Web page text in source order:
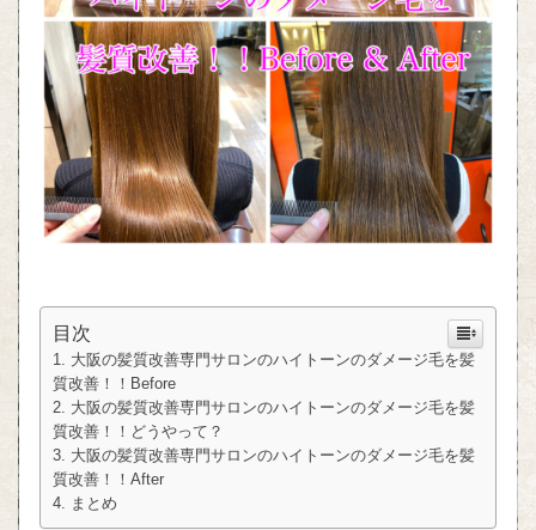
目次
大阪の髪質改善専門サロンのハイトーンのダメージ毛を髪
質改善！！Before
大阪の髪質改善専門サロンのハイトーンのダメージ毛を髪
質改善！！どうやって？
大阪の髪質改善専門サロンのハイトーンのダメージ毛を髪
質改善！！After
まとめ